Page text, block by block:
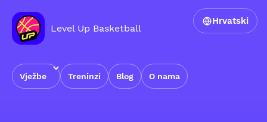
Level Up Basketball
Vježbe Treninzi Blog O nama
Hrvatski